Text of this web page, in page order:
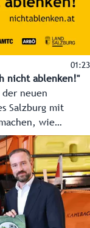
01:23
nicht ablenken!"
der neuen
Salzburg mit
wie
Unfallursachen,
Videoclips und
und Co. am